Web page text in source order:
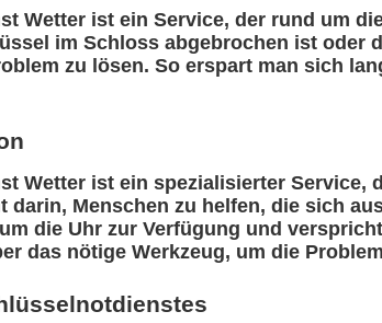
Wetter ist ein Service, der rund um
im Schloss abgebrochen ist
zu lösen. So erspart man sich
Wetter ist ein spezialisierter
darin, Menschen zu helfen, die sich
die Uhr zur Verfügung und
das nötige Werkzeug, um die